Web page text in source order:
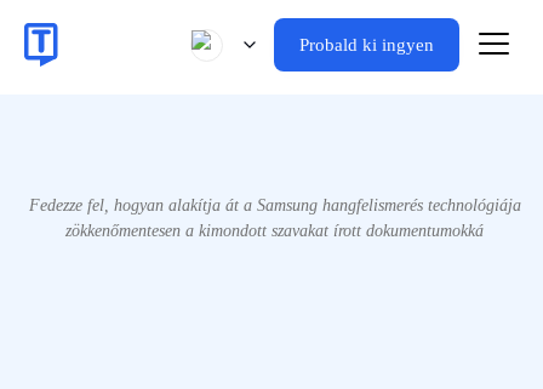
Probald ki ingyen
Fedezze fel, hogyan alakítja át a Samsung hangfelismerés technológiája
zökkenőmentesen a kimondott szavakat írott dokumentumokká